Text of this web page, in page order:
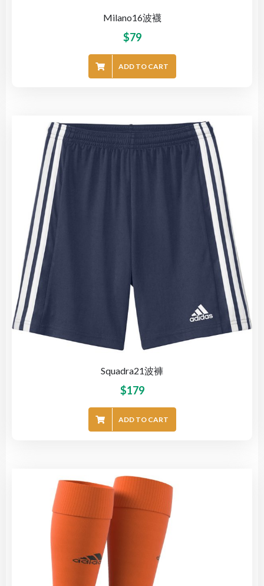
Milano16波襪
$79
ADD TO CART
Squadra21波褲
$179
ADD TO CART